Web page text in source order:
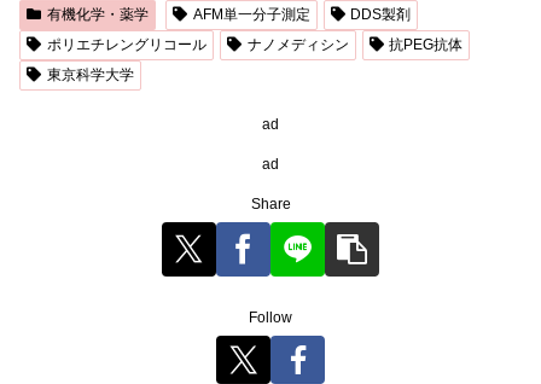
有機化学・薬学 AFM単一分子測定
DDS製剤
​ポリエチレングリコール
ナノメディシン
抗PEG抗体
東京科学大学
ad
ad
Share
Follow